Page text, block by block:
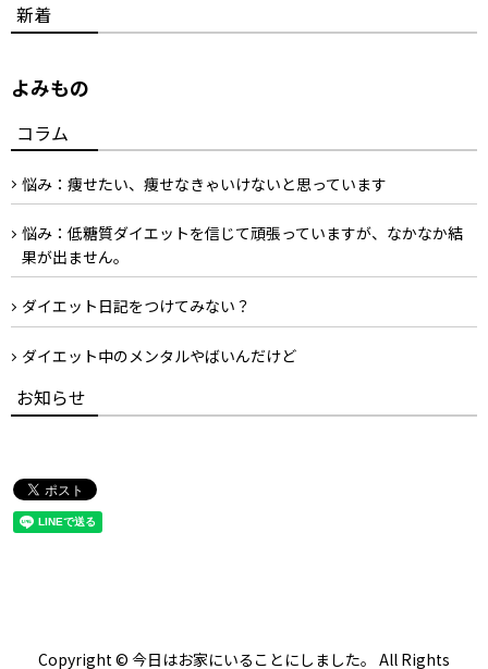
新着
よみもの
コラム
悩み：痩せたい、痩せなきゃいけないと思っています
悩み：低糖質ダイエットを信じて頑張っていますが、なかなか結
果が出ません。
ダイエット日記をつけてみない？
ダイエット中のメンタルやばいんだけど
お知らせ
Copyright © 今日はお家にいることにしました。 All Rights